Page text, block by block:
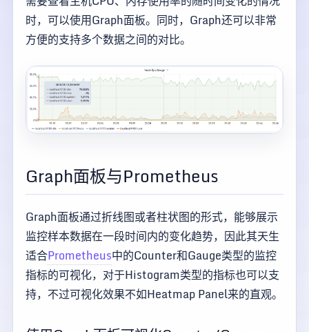
时，可以使用Graph面板。同时，Graph还可以非常
方便的支持多个数据之间的对比。
Graph面板与Prometheus
Graph面板通过折线图或者柱状图的形式，能够展示
监控样本数据在一段时间内的变化趋势，因此其天生
适合Prometheus中的Counter和Gauge类型的监控
指标的可视化，对于Histogram类型的指标也可以支
持，不过可视化效果不如Heatmap Panel来的直观。